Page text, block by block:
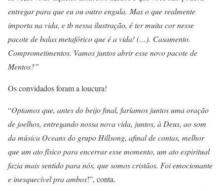
entregar para que eu ou outro engula. Mas o que realmente
importa na vida, e tb nessa ilustração, é ter muita cor nesse
pacote de balas metafórico que é a vida! (…). Casamento.
Comprometimentos. Vamos juntos abrir esse novo pacote de
Mentos?”
Os convidados foram a loucura!
“Optamos que, antes do beijo final, faríamos juntos uma oração
de joelhos, entregando nossa nova vida, juntos, à Deus, ao som
da música Oceans do grupo Hillsong, afinal de contas, melhor
que um ato físico para encerrar esse momento, um ato espiritual
fazia mais sentido para nós, que somos cristãos. Foi emocionante
e inesquecível pra ambos!”, conta.